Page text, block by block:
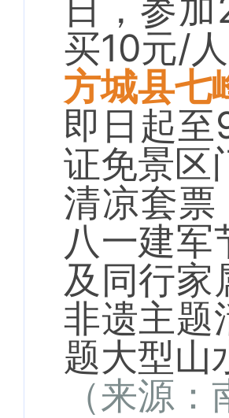
日，参
买10元/
方城县七
即日起
证免景区
清凉套
八一建军
及同行家
非遗主题
题大型山
（来源